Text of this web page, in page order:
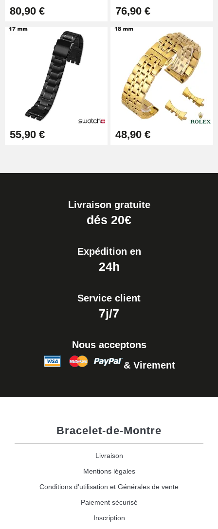
80,90 € 76,90 €
55,90 € 48,90 €
Livraison gratuite
dés 20€
Expédition en
24h
Service client
7j/7
Nous acceptons
& Virement
Bracelet-de-Montre
Livraison
Mentions légales
Conditions d'utilisation et Générales de vente
Paiement sécurisé
Inscription